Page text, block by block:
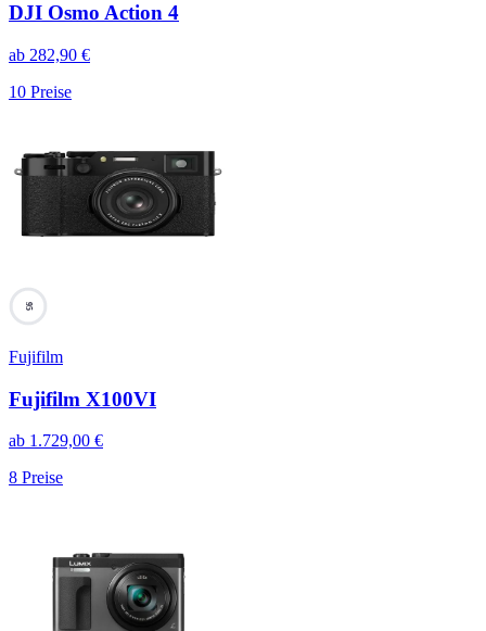
DJI Osmo Action 4
ab 282,90 €
10 Preise
95
Fujifilm
Fujifilm X100VI
ab 1.729,00 €
8 Preise